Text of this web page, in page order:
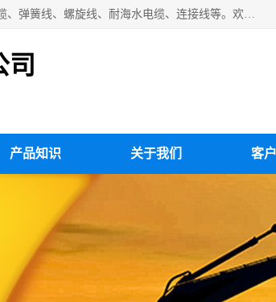
扬州市斯拜秀电缆厂专业生产：弹性电缆、弹簧电缆线、挂车螺旋线、螺旋电缆、弹簧线、螺旋线、耐海水电缆、连接线等。欢迎来电咨询！
产品知识 关于我们 客